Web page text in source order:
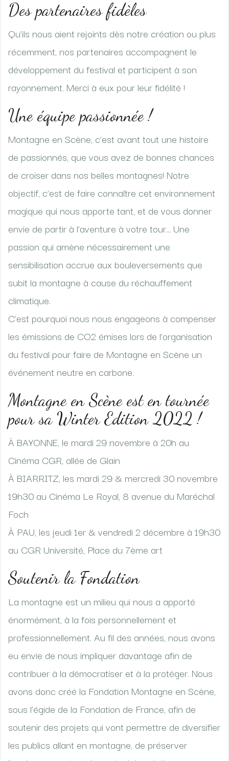
Des partenaires fidèles
Qu’ils nous aient rejoints dès notre création ou plus
récemment, nos partenaires accompagnent le
développement du festival et participent à son
rayonnement. Merci à eux pour leur fidélité !
Une équipe passionnée !
Montagne en Scène, c’est avant tout une histoire
de passionnés, que vous avez de bonnes chances
de croiser dans nos belles montagnes! Notre
objectif, c’est de faire connaître cet environnement
magique qui nous apporte tant, et de vous donner
envie de partir à l’aventure à votre tour… Une
passion qui amène nécessairement une
sensibilisation accrue aux bouleversements que
subit la montagne à cause du réchauffement
climatique.
C’est pourquoi nous nous engageons à compenser
les émissions de CO2 émises lors de l’organisation
du festival pour faire de Montagne en Scène un
événement neutre en carbone.
Montagne en Scène est en tournée
pour sa Winter Edition 2022 !
À BAYONNE, le mardi 29 novembre à 20h au
Cinéma CGR, allée de Glain
À BIARRITZ, les mardi 29 & mercredi 30 novembre
19h30 au Cinéma Le Royal, 8 avenue du Maréchal
Foch
À PAU, les jeudi 1er & vendredi 2 décembre à 19h30
au CGR Université, Place du 7ème art
Soutenir la Fondation
La montagne est un milieu qui nous a apporté
énormément, à la fois personnellement et
professionnellement. Au fil des années, nous avons
eu envie de nous impliquer davantage afin de
contribuer à la démocratiser et à la protéger. Nous
avons donc créé la Fondation Montagne en Scène,
sous l’égide de la Fondation de France, afin de
soutenir des projets qui vont permettre de diversifier
les publics allant en montagne, de préserver